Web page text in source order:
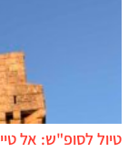
טיול לסופ"ש: אל